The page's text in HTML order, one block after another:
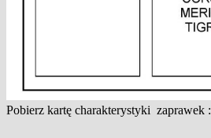
Pobierz kartę charakterystyki zaprawek :